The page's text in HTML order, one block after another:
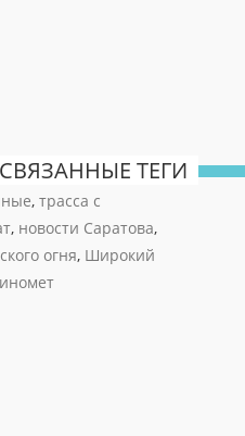
ТЕГИ
, трасса с
, новости Саратова,
огня, Широкий